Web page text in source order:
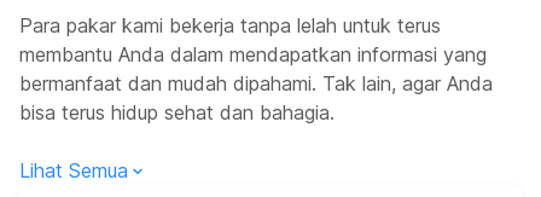
Para pakar kami bekerja tanpa lelah untuk terus
membantu Anda dalam mendapatkan informasi yang
bermanfaat dan mudah dipahami. Tak lain, agar Anda
bisa terus hidup sehat dan bahagia.
Lihat Semua